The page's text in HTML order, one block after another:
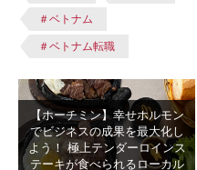
＃ベトナム
＃ベトナム転職
【ホーチミン】幸せホルモン
でビジネスの成果を最大化し
よう！ 極上テンダーロインス
テーキが食べられるローカル